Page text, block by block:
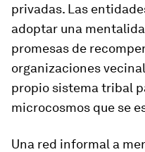
privadas. Las
adoptar una
promesas de
organizaciones
propio sistema tribal
microcosmos que se
Una red informal a